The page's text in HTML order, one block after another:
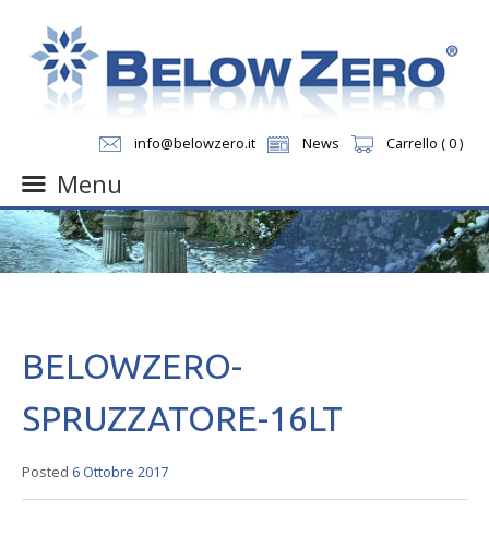
info@belowzero.it News Carrello ( 0 )
Menu
Skip
to
content
BELOWZERO-
SPRUZZATORE-16LT
Posted 6 Ottobre 2017